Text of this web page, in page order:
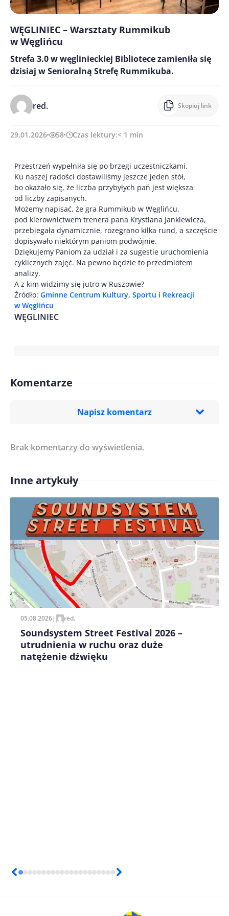
WĘGLINIEC – Warsztaty Rummikub
w Węglińcu
Strefa 3.0 w węglinieckiej Bibliotece zamieniła się
dzisiaj w Senioralną Strefę Rummikuba.
red. Skopiuj link
29.01.2026 58 Czas lektury:< 1 min
Przestrzeń wypełniła się po brzegi uczestniczkami.
Ku naszej radości dostawiliśmy jeszcze jeden stół,
bo okazało się, że liczba przybyłych pań jest większa
od liczby zapisanych.
Możemy napisać, że gra Rummikub w Węglińcu,
pod kierownictwem trenera pana Krystiana Jankiewicza,
przebiegała dynamicznie, rozegrano kilka rund, a szczęście
dopisywało niektórym paniom podwójnie.
Dziękujemy Paniom za udział i za sugestie uruchomienia
cyklicznych zajęć. Na pewno będzie to przedmiotem
analizy.
A z kim widzimy się jutro w Ruszowie?
Źródło: Gminne Centrum Kultury, Sportu i Rekreacji
w Węglińcu
WĘGLINIEC
Komentarze
Napisz komentarz
Treść komentarza*
Imię/ Nick*
Zapamiętaj moje dane w tej przeglądarce podczas
pisania kolejnych komentarzy.
Brak komentarzy do wyświetlenia.
Inne artykuły
05.08.2026| red.
Soundsystem Street Festival 2026 –
utrudnienia w ruchu oraz duże
natężenie dźwięku